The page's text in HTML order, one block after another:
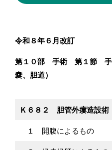
令和８年６月改訂
第１０部 手術 第１節
嚢、胆道）
Ｋ６８２ 胆管外瘻造設術
１ 開腹によるもの